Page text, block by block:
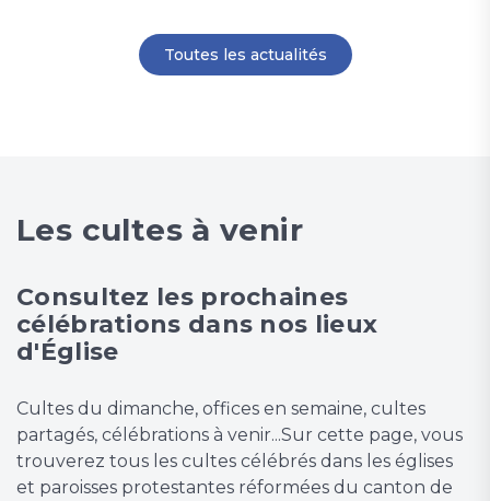
Toutes les actualités
Les cultes à venir
Consultez les prochaines
célébrations dans nos lieux
d'Église
Cultes du dimanche, offices en semaine, cultes
partagés, célébrations à venir...Sur cette page, vous
trouverez tous les cultes célébrés dans les églises
et paroisses protestantes réformées du canton de